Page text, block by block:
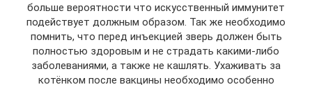
больше вероятности что искусственный иммунитет
подействует должным образом. Так же необходимо
помнить, что перед инъекцией зверь должен быть
полностью здоровым и не страдать какими-либо
заболеваниями, а также не кашлять. Ухаживать за
котёнком после вакцины необходимо особенно